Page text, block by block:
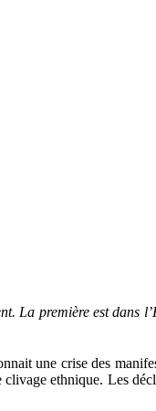
La première est dans
une crise des
ethnique. Les